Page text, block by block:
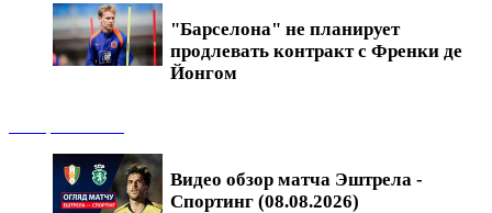
"Барселона" не планирует
продлевать контракт с Френки де
Йонгом
Видео обзор матча Эштрела -
Спортинг (08.08.2026)